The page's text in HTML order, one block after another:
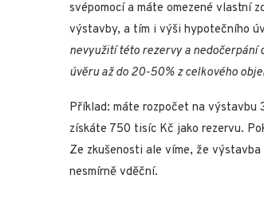
svépomocí a máte omezené vlastní
výstavby, a tím i výši hypotečního
nevyužití této rezervy a nedočerpání
úvěru až do 20-50% z celkového
Příklad: máte rozpočet na výstavbu
získáte 750 tisíc Kč jako rezervu.
Ze zkušenosti ale víme, že
nesmírně vděční.